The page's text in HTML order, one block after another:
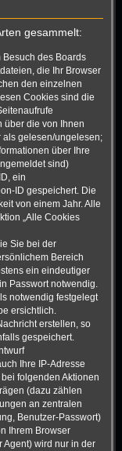
gesammelt:
Besuch des Boards
die Ihr Browser
den einzelnen
Cookies sind die
über die von Ihnen
gelesen/ungelesen;
über Ihre
sind)
ein
ID gespeichert. Die
von einem Jahr. Alle
„Alle Cookies
Sie bei der
Bereich
ein eindeutiger
Passwort notwendig.
notwendig festgelegt
ersichtlich.
erstellen, so
gespeichert.
Ihre IP-Adresse
folgenden Aktionen
(dazu zählen
an zentralen
Benutzer-Passwort)
Ihrem Browser
Agent) wird nur in der